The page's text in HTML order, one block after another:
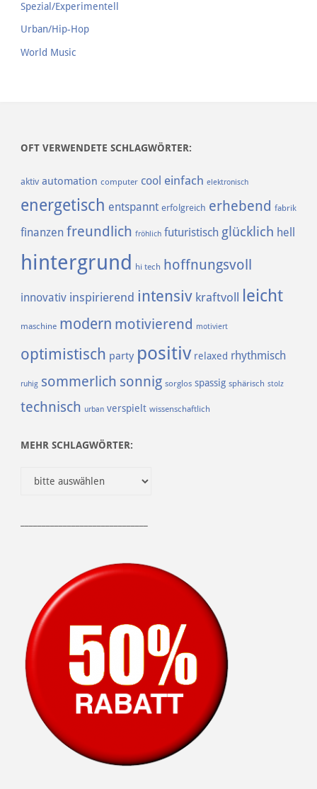
Spezial/Experimentell
Urban/Hip-Hop
World Music
OFT VERWENDETE SCHLAGWÖRTER:
aktiv automation computer cool einfach elektronisch
energetisch entspannt erfolgreich erhebend fabrik
finanzen freundlich fröhlich futuristisch glücklich hell
hintergrund hi tech hoffnungsvoll
innovativ inspirierend intensiv kraftvoll leicht
maschine modern motivierend motiviert
optimistisch party positiv relaxed rhythmisch
ruhig sommerlich sonnig sorglos spassig sphärisch stolz
technisch urban verspielt wissenschaftlich
MEHR SCHLAGWÖRTER: